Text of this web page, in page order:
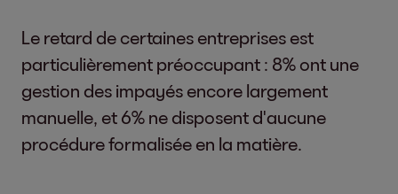
Le retard de certaines entreprises est
particulièrement préoccupant : 8% ont une
gestion des impayés encore largement
manuelle, et 6% ne disposent d'aucune
procédure formalisée en la matière.